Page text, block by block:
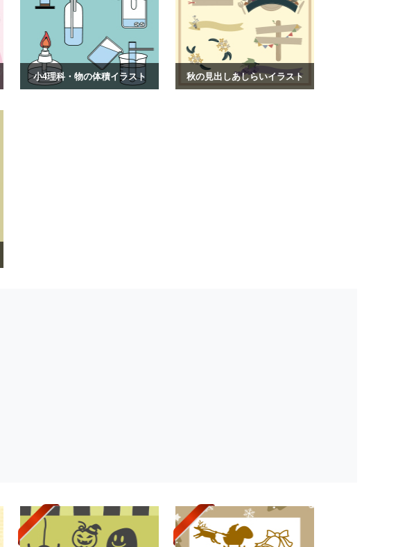
小4理科・物の体積イラスト 秋の見出しあしらいイラスト